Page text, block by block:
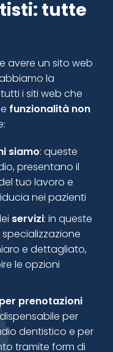
tutte
avere un sito web
la
i siti web che
funzionalità non
siamo: queste
presentano il
tuo lavoro e
nei pazienti
servizi: in queste
e dettagliato,
le opzioni
prenotazioni
per
dentistico e per
tramite form di